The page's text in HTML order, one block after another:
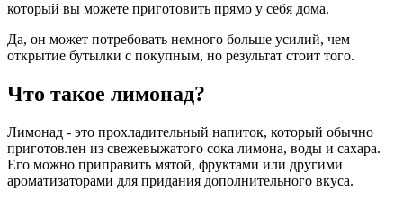
который вы можете приготовить прямо у себя дома.
Да, он может потребовать немного больше усилий, чем
открытие бутылки с покупным, но результат стоит того.
Что такое лимонад?
Лимонад - это прохладительный напиток, который обычно
приготовлен из свежевыжатого сока лимона, воды и сахара.
Его можно приправить мятой, фруктами или другими
ароматизаторами для придания дополнительного вкуса.